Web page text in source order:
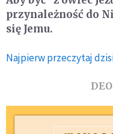
przynależność do
się Jemu.
Najpierw przeczytaj